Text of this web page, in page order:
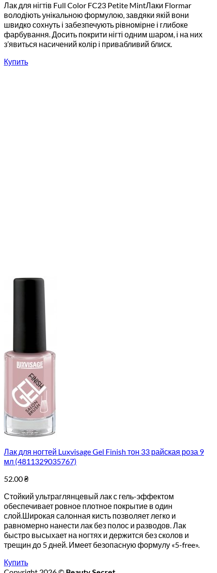
Лак для нігтів Full Color FC23 Petite MintЛаки Flormar
володіють унікальною формулою, завдяки якій вони
швидко сохнуть і забезпечують рівномірне і глибоке
фарбування. Досить покрити нігті одним шаром, і на них
з’явиться насичений колір і привабливий блиск.
Купить
Лак для ногтей Luxvisage Gel Finish тон 33 райская роза 9
мл (4811329035767)
52.00₴
Стойкий ультраглянцевый лак с гель-эффектом
обеспечивает ровное плотное покрытие в один
слой.Широкая салонная кисть позволяет легко и
равномерно нанести лак без полос и разводов. Лак
быстро высыхает на ногтях и держится без сколов и
трещин до 5 дней. Имеет безопасную формулу «5-free».
Купить